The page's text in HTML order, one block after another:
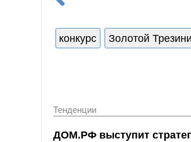
конкурс Золотой Трезини
Тенденции
ДОМ.РФ выступит